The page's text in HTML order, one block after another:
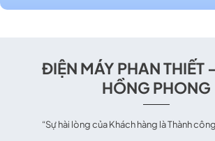
ĐIỆN MÁY PHAN THIẾT
HỒNG PHONG
“Sự hài lòng của Khách hàng là Thành